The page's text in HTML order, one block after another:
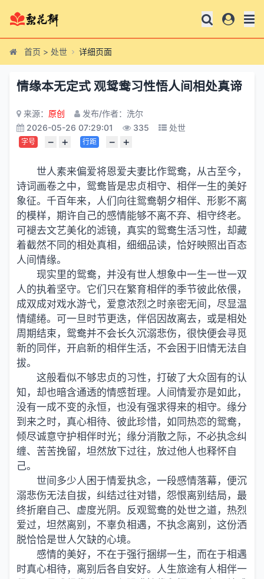
首页 > 处世 详细页面
情缘本无定式 观鸳鸯习性悟人间相处真谛
来源： 原创
发布/作者：洗尔
2026-05-26 07:29:01
335 处世
字号 − + 行距 − +
世人素来偏爱将恩爱夫妻比作鸳鸯，从古至今，
诗词画卷之中，鸳鸯皆是忠贞相守、相伴一生的美好
象征。千百年来，人们向往鸳鸯朝夕相伴、形影不离
的模样，期许自己的感情能够不离不弃、相守终老。
可褪去文艺美化的滤镜，真实的鸳鸯生活习性，却藏
着截然不同的相处真相，细细品读，恰好映照出百态
人间情缘。
现实里的鸳鸯，并没有世人想象中一生一世一双
人的执着坚守。它们只在繁育相伴的季节彼此依偎，
成双成对戏水游弋，爱意浓烈之时亲密无间，尽显温
情缱绻。可一旦时节更迭，伴侣因故离去，或是相处
周期结束，鸳鸯并不会长久沉溺悲伤，很快便会寻觅
新的同伴，开启新的相伴生活，不会困于旧情无法自
拔。
这般看似不够忠贞的习性，打破了大众固有的认
知，却也暗含通透的情感哲理。人间情爱亦是如此，
没有一成不变的永恒，也没有强求得来的相守。缘分
到来之时，真心相待、彼此珍惜，如同热恋的鸳鸯，
倾尽诚意守护相伴时光；缘分消散之际，不必执念纠
缠、苦苦挽留，坦然放下过往，放过他人也释怀自
己。
世间多少人困于情爱执念，一段感情落幕，便沉
溺悲伤无法自拔，纠结过往对错，怨恨离别结局，最
终折磨自己、虚度光阴。反观鸳鸯的处世之道，热烈
爱过，坦然离别，不辜负相遇，不执念离别，这份洒
脱恰恰是世人欠缺的心境。
感情的美好，不在于强行捆绑一生，而在于相遇
时真心相待，离别后各自安好。人生旅途有人相伴一